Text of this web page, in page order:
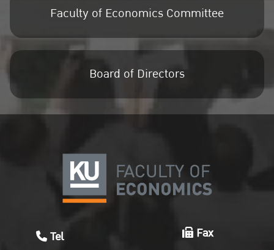
Faculty of Economics Committee
Board of Directors
Tel Fax